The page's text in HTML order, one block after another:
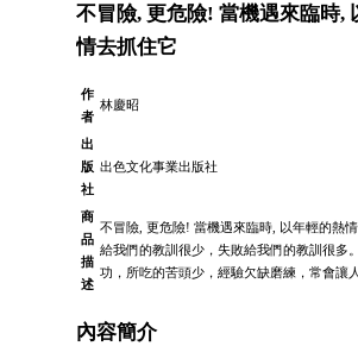
不冒險, 更危險! 當機遇來臨時,
情去抓住它
作
者
林慶昭
出
版
社
出色文化事業出版社
商
品
描
述
不冒險, 更危險! 當機遇來臨時, 以年輕的熱
給我們的教訓很少，失敗給我們的教訓很多
功，所吃的苦頭少，經驗欠缺磨練，常會讓
內容簡介